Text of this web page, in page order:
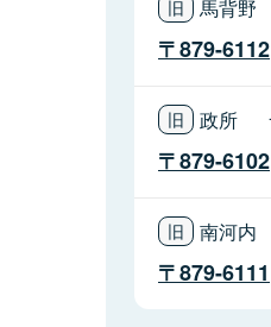
馬背野
879-6112
政所
879-6102
南河内
879-6111